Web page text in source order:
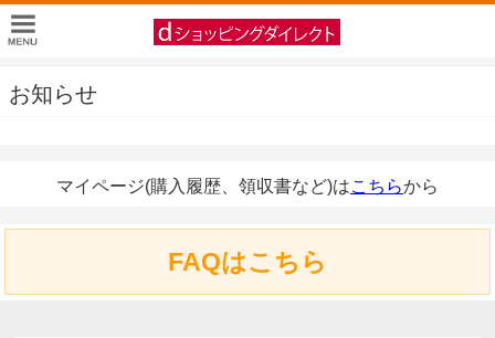
お知らせ
マイページ(購入履歴、領収書など)はこちらから
FAQはこちら